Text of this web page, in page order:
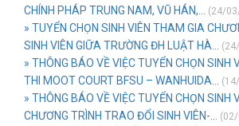
CHÍNH PHÁP TRUNG NAM, VŨ HÁN,...
(24/
» TUYỂN CHỌN SINH VIÊN THAM GIA
SINH VIÊN GIỮA TRƯỜNG ĐH LUẬT HÀ...
» THÔNG BÁO VỀ VIỆC TUYỂN CHỌN SINH
THI MOOT COURT BFSU – WANHUIDA...
» THÔNG BÁO VỀ VIỆC TUYỂN CHỌN SINH
CHƯƠNG TRÌNH TRAO ĐỔI SINH VIÊN-...